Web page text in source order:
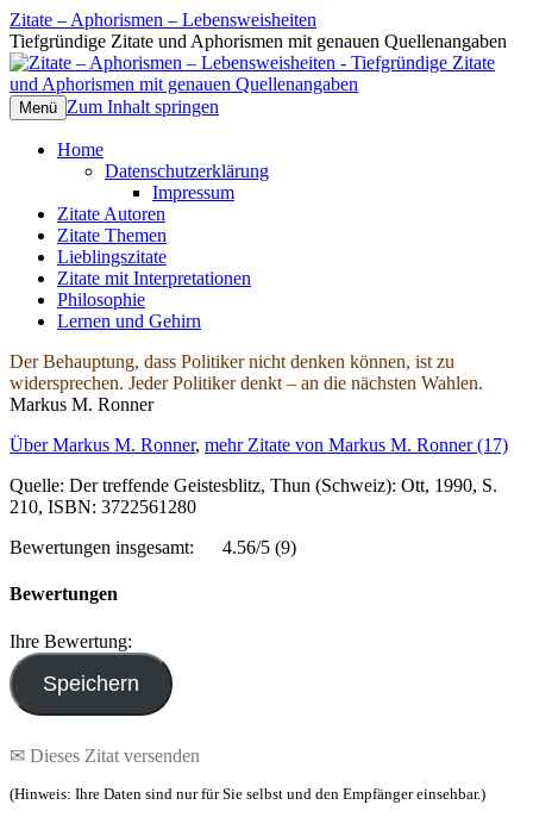
Zitate – Aphorismen – Lebensweisheiten
Tiefgründige Zitate und Aphorismen mit genauen Quellenangaben
Menü Zum Inhalt springen
Home
Datenschutzerklärung
Impressum
Zitate Autoren
Zitate Themen
Lieblingszitate
Zitate mit Interpretationen
Philosophie
Lernen und Gehirn
Der Behauptung, dass Politiker nicht denken können, ist zu
widersprechen. Jeder Politiker denkt – an die nächsten Wahlen.
Markus M. Ronner
Über Markus M. Ronner, mehr Zitate von Markus M. Ronner (17)
Quelle: Der treffende Geistesblitz, Thun (Schweiz): Ott, 1990, S.
210, ISBN: 3722561280
Bewertungen insgesamt:
4.56/5 (9)
Bewertungen
Ihre Bewertung:
✉ Dieses Zitat versenden
(Hinweis: Ihre Daten sind nur für Sie selbst und den Empfänger einsehbar.)